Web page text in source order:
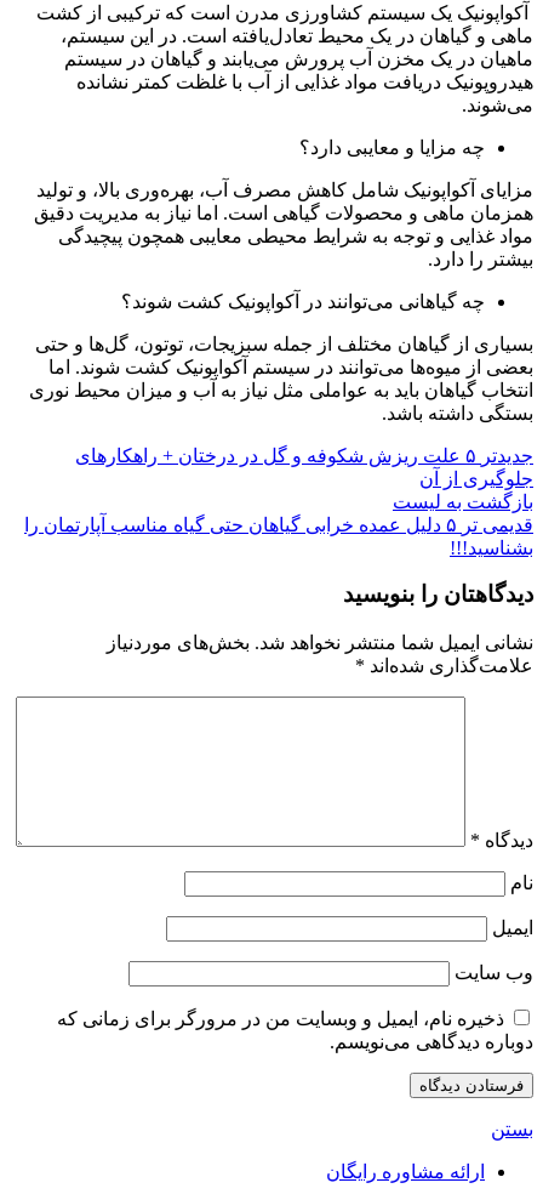
آکواپونیک یک سیستم کشاورزی مدرن است که ترکیبی از کشت
ماهی و گیاهان در یک محیط تعادل‌یافته است. در این سیستم،
ماهیان در یک مخزن آب پرورش می‌یابند و گیاهان در سیستم
هیدروپونیک دریافت مواد غذایی از آب با غلظت کمتر نشانده
می‌شوند.
چه مزایا و معایبی دارد؟
مزایای آکواپونیک شامل کاهش مصرف آب، بهره‌وری بالا، و تولید
همزمان ماهی و محصولات گیاهی است. اما نیاز به مدیریت دقیق
مواد غذایی و توجه به شرایط محیطی معایبی همچون پیچیدگی
بیشتر را دارد.
چه گیاهانی می‌توانند در آکواپونیک کشت شوند؟
بسیاری از گیاهان مختلف از جمله سبزیجات، توتون، گل‌ها و حتی
بعضی از میوه‌ها می‌توانند در سیستم آکواپونیک کشت شوند. اما
انتخاب گیاهان باید به عواملی مثل نیاز به آب و میزان محیط نوری
بستگی داشته باشد.
جدیدتر
۵ علت ریزش شکوفه و گل در درختان + راهکار‌های
جلوگیری از آن
بازگشت به لیست
قدیمی تر
۵ دلیل عمده خرابی گیاهان حتی گیاه مناسب آپارتمان را
بشناسید!!!
دیدگاهتان را بنویسید
نشانی ایمیل شما منتشر نخواهد شد. بخش‌های موردنیاز
علامت‌گذاری شده‌اند *
دیدگاه *
نام
ایمیل
وب‌ سایت
ذخیره نام، ایمیل و وبسایت من در مرورگر برای زمانی که
دوباره دیدگاهی می‌نویسم.
بستن
ارائه مشاوره رایگان